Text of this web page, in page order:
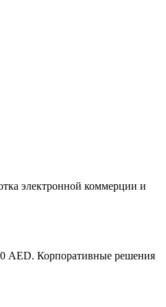
электронной коммерции и
AED. Корпоративные решения